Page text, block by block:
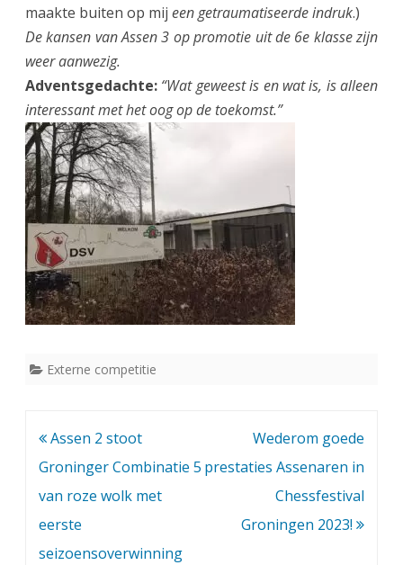
maakte buiten op mij een getraumatiseerde indruk.)
De kansen van Assen 3 op promotie uit de 6e klasse zijn
weer aanwezig.
Adventsgedachte: “Wat geweest is en wat is, is alleen
interessant met het oog op de toekomst.”
Externe competitie
Bericht
navigatie
Assen 2 stoot
Groninger Combinatie 5
van roze wolk met
eerste
seizoensoverwinning
Wederom goede
prestaties Assenaren in
Chessfestival
Groningen 2023!